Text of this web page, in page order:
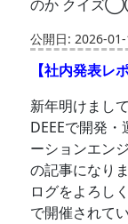
のか クイズ
公開日: 2026-
【社内発表レ
新年明けまし
DEEEで開発
ーションエン
の記事になり
ログをよろし
で開催されてい